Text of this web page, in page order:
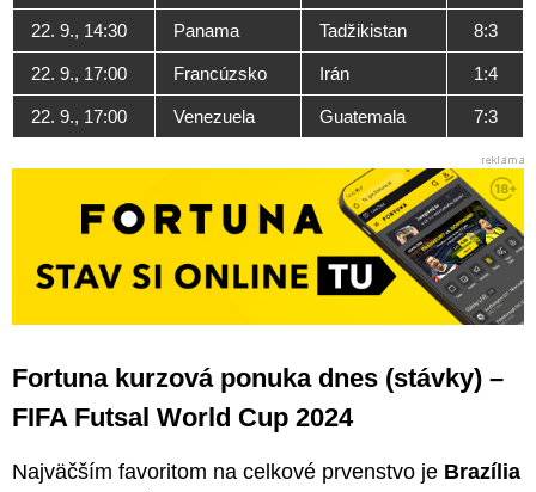
22. 9., 14:30 Panama Tadžikistan 8:3
22. 9., 17:00 Francúzsko Irán 1:4
22. 9., 17:00 Venezuela Guatemala 7:3
Fortuna kurzová ponuka dnes (stávky) –
FIFA Futsal World Cup 2024
Najväčším favoritom na celkové prvenstvo je Brazília